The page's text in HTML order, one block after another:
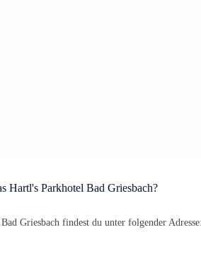
Hartl's Parkhotel Bad Griesbach?
Griesbach findest du unter folgender Adresse: